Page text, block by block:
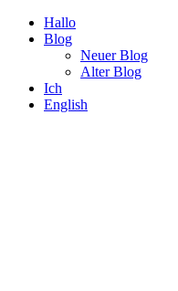
Hallo
Blog
Neuer Blog
Alter Blog
Ich
English